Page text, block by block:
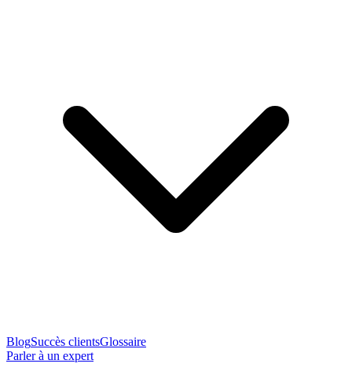
BlogSuccès clientsGlossaire
Parler à un expert